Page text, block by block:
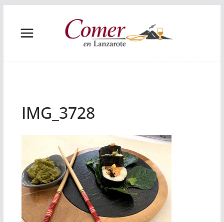
contenido
IMG_3728